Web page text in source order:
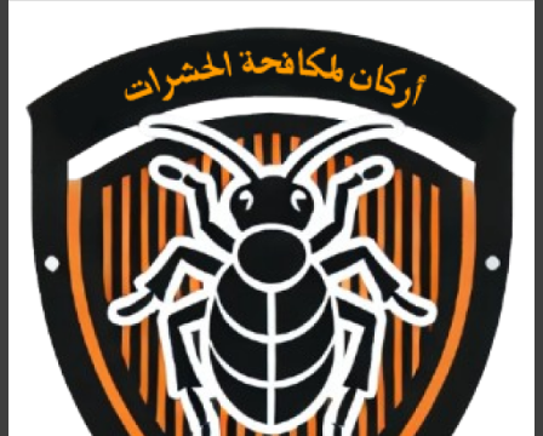
لمكافحة
البق
فى
المنصورة
01091560420
تخلص
من
حشرات
الفراش
نهائياً